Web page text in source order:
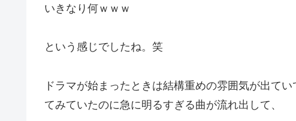
いきなり何ｗｗｗ
という感じでしたね。笑
ドラマが始まったときは結構重めの雰囲気が出て
てみていたのに急に明るすぎる曲が流れ出して、